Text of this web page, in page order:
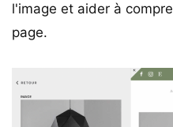
l'image et aider à
page.